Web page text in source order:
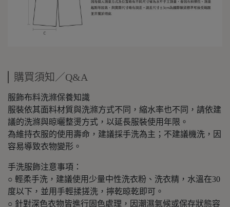
購買須知／Q&A
服飾布料洗滌保養知識
服裝依其面料材質與洗滌方式不同，縮水率也不同，請依建
議的洗滌與晾曬整燙方式，以延長服裝使用年限。
為維持衣服的使用壽命，建議採手洗為主；不建議機洗，因
容易導致衣物變形。
手洗服飾注意事項：
○ 輕柔手洗，建議使用少量中性洗衣粉、洗衣精，水溫在30
度以下，並用手輕揉搓洗，擰乾晾乾即可。
○ 針對深色衣物皆進行固色處理，因潮濕氣候或保存狀態容